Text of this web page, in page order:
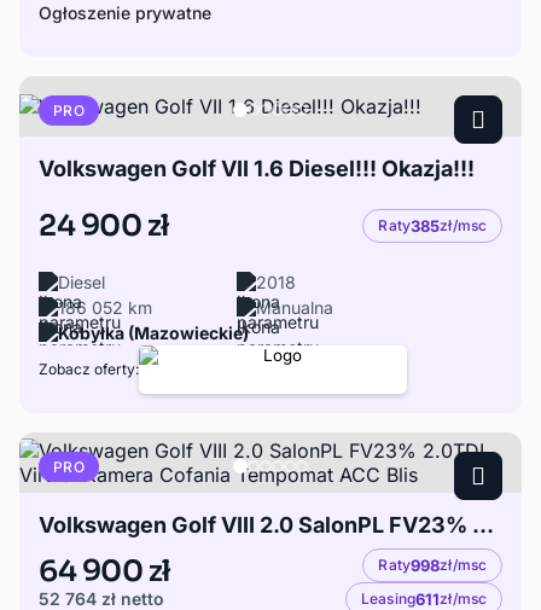
Ogłoszenie prywatne
PRO
Volkswagen Golf VII 1.6 Diesel!!! Okazja!!!
24 900 zł Raty385zł/msc
Diesel
2018
186 052 km
Manualna
Kobyłka (Mazowieckie)
Zobacz oferty:
PRO
Volkswagen Golf VIII 2.0 SalonPL FV23% 2.0TDI Virtual Kamera Cofania Tempomat ACC Blis
64 900 zł
52 764 zł netto
Raty998zł/msc
Leasing611zł/msc